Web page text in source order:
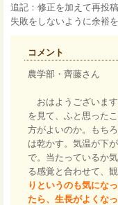
追記：修正を加えて再投
失敗をしないように余裕
コメント
農学部・齊藤さん
おはようございま
を見て、ふと思った
方がよいのか。もち
は乾かす。気温が下
で。当たっているか
る感覚と合わせて、
りというのも気にな
たら、生長がよくな